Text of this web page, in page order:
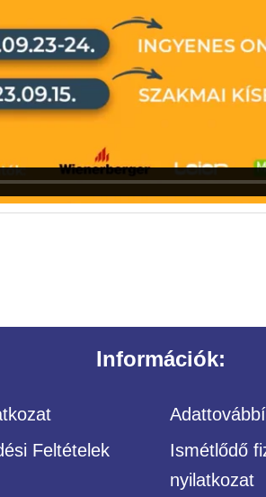
Információk:
Feltételek
Ismétlődő
nyilatkozat